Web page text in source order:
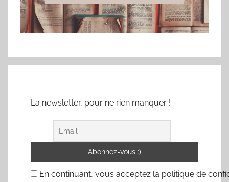
La newsletter, pour ne rien manquer !
En continuant, vous acceptez la politique de